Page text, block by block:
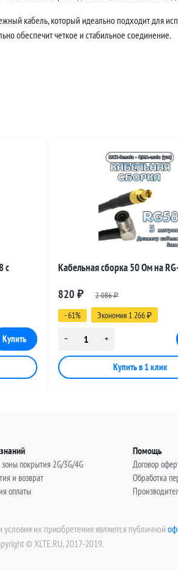
кабель, который идеально подходит для
обеспечит четкое и стабильное соединение.
с
Кабельная сборка 50 Ом на
(угловой), 5 метров
820 ₽ 2 086₽
- 61% Экономия 1 266 ₽
зоны покрытия 2G/3G/4G
и возврат
оплаты
Помощь
Договор
Обработка
условия их приобретения являются публичной
© XLTE.RU, 2017-2019.